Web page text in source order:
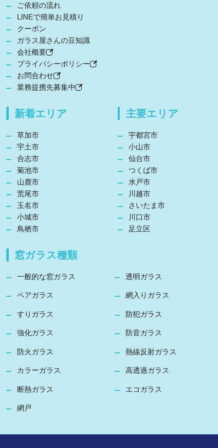
ご依頼の流れ
LINEで簡単お見積り
クーポン
ガラス屋さんの豆知識
会社概要
プライバシーポリシー
お問合わせ
業務提携先募集中
新着エリア
草加市
宇土市
合志市
菊池市
山鹿市
荒尾市
玉名市
小城市
鳥栖市
主要エリア
宇都宮市
小山市
仙台市
つくば市
水戸市
川越市
さいたま市
川口市
足立区
窓ガラス種類
一般的な窓ガラス 透明ガラス
ペアガラス 網入りガラス
すりガラス 防犯ガラス
強化ガラス 防音ガラス
防火ガラス 熱線反射ガラス
カラーガラス 高透過ガラス
断熱ガラス エコガラス
網戸